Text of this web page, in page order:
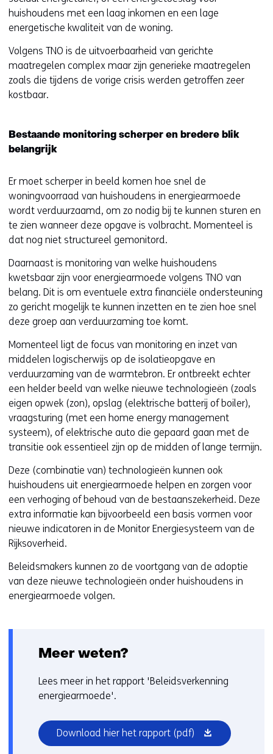
huishoudens met een laag inkomen en een lage
energetische kwaliteit van de woning.
Volgens TNO is de uitvoerbaarheid van gerichte
maatregelen complex maar zijn generieke maatregelen
zoals die tijdens de vorige crisis werden getroffen zeer
kostbaar.
Bestaande monitoring scherper en bredere blik
belangrijk
Er moet scherper in beeld komen hoe snel de
woningvoorraad van huishoudens in energiearmoede
wordt verduurzaamd, om zo nodig bij te kunnen sturen en
te zien wanneer deze opgave is volbracht. Momenteel is
dat nog niet structureel gemonitord.
Daarnaast is monitoring van welke huishoudens
kwetsbaar zijn voor energiearmoede volgens TNO van
belang. Dit is om eventuele extra financiële ondersteuning
zo gericht mogelijk te kunnen inzetten en te zien hoe snel
deze groep aan verduurzaming toe komt.
Momenteel ligt de focus van monitoring en inzet van
middelen logischerwijs op de isolatieopgave en
verduurzaming van de warmtebron. Er ontbreekt echter
een helder beeld van welke nieuwe technologieën (zoals
eigen opwek (zon), opslag (elektrische batterij of boiler),
vraagsturing (met een home energy management
systeem), of elektrische auto die gepaard gaan met de
transitie ook essentieel zijn op de midden of lange termijn.
Deze (combinatie van) technologieën kunnen ook
huishoudens uit energiearmoede helpen en zorgen voor
een verhoging of behoud van de bestaanszekerheid. Deze
extra informatie kan bijvoorbeeld een basis vormen voor
nieuwe indicatoren in de Monitor Energiesysteem van de
Rijksoverheid.
Beleidsmakers kunnen zo de voortgang van de adoptie
van deze nieuwe technologieën onder huishoudens in
energiearmoede volgen.
Meer weten?
Lees meer in het rapport 'Beleidsverkenning
energiearmoede'.
Download hier het rapport (pdf) (opent
in